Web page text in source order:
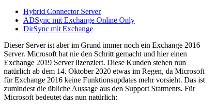
Hybrid Connector Server
ADSync mit Exchange Online Only
DirSync mit Exchange
Dieser Server ist aber im Grund immer noch ein Exchange 2016
Server. Microsoft hat nie den Schritt gemacht und hier einen
Exchange 2019 Server lizenziert. Diese Kunden stehen nun
natürlich ab dem 14. Oktober 2020 etwas im Regen, da Microsoft
für Exchange 2016 keine Funktionsupdates mehr vorsieht. Das ist
zumindest die übliche Aussage aus den Support Statments. Für
Microsoft bedeutet das nun natürlich: